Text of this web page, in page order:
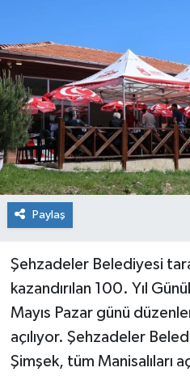
Paylaş
Şehzadeler Belediyesi
kazandırılan 100. Yıl
Mayıs Pazar günü
açılıyor. Şehzadeler
Şimşek, tüm Manisalıları